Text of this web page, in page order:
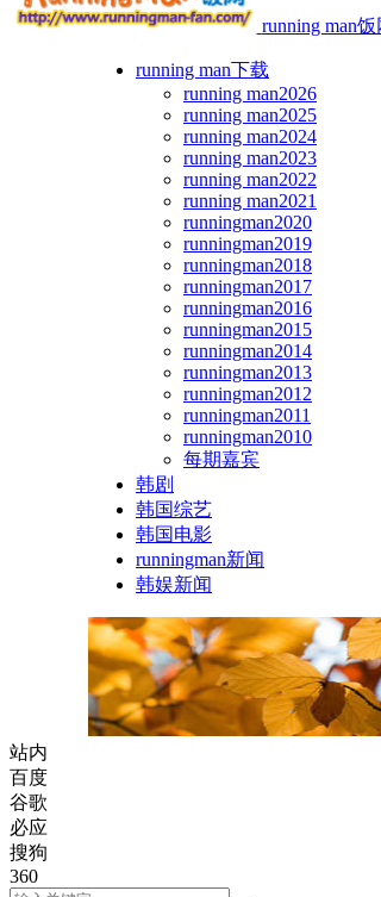
running man饭
running man下载
running man2026
running man2025
running man2024
running man2023
running man2022
running man2021
runningman2020
runningman2019
runningman2018
runningman2017
runningman2016
runningman2015
runningman2014
runningman2013
runningman2012
runningman2011
runningman2010
每期嘉宾
韩剧
韩国综艺
韩国电影
runningman新闻
韩娱新闻
站内
百度
谷歌
必应
搜狗
360